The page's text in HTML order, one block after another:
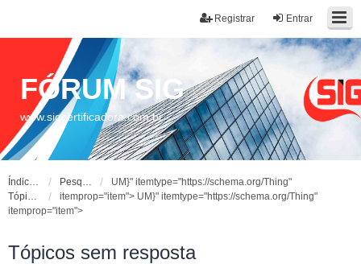
Entrar
Registrar
FÓRUM SIG
www.sigcertificadora.com.br
Índice do fórum Pesquisar
UM}" itemtype="https://schema.org/Thing"
itemprop="item">
Tópicos sem resposta
UM}" itemtype="https://schema.org/Thing"
itemprop="item">
Tópicos sem resposta